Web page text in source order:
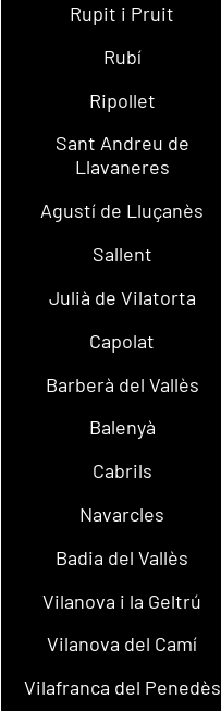
Rupit i Pruit
Rubí
Ripollet
Sant Andreu de
Llavaneres
Agustí de Lluçanès
Sallent
Julià de Vilatorta
Capolat
Barberà del Vallès
Balenyà
Cabrils
Navarcles
Badia del Vallès
Vilanova i la Geltrú
Vilanova del Camí
Vilafranca del Penedès